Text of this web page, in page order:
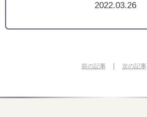
2022.03.26
前の記事 | 次の記事